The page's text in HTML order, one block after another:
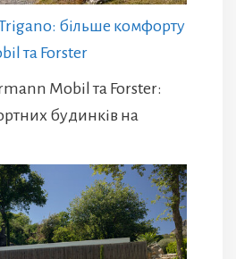
більше комфорту
та Forster
Mobil та Forster:
будинків на